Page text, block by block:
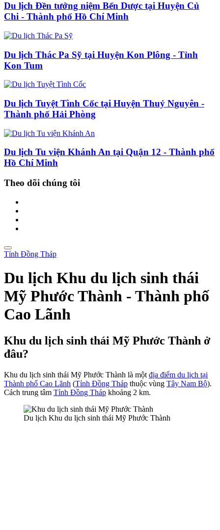
Du lịch Đền tưởng niệm Bến Dược tại Huyện Củ
Chi - Thành phố Hồ Chí Minh
Du lịch Thác Pa Sỹ tại Huyện Kon Plông - Tỉnh
Kon Tum
Du lịch Tuyệt Tình Cốc tại Huyện Thuỷ Nguyên -
Thành phố Hải Phòng
Du lịch Tu viện Khánh An tại Quận 12 - Thành phố
Hồ Chí Minh
Theo dõi chúng tôi
Tỉnh Đồng Tháp
Du lịch Khu du lịch sinh thái
Mỹ Phước Thành - Thành phố
Cao Lãnh
Khu du lịch sinh thái Mỹ Phước Thành ở
đâu?
Khu du lịch sinh thái Mỹ Phước Thành là một địa điểm du lịch tại
Thành phố Cao Lãnh (Tỉnh Đồng Tháp thuộc vùng Tây Nam Bộ).
Cách trung tâm Tỉnh Đồng Tháp khoảng 2 km.
Du lịch Khu du lịch sinh thái Mỹ Phước Thành